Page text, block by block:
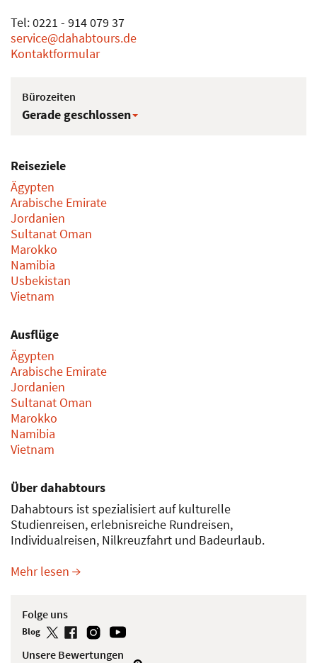
Tel: 0221 - 914 079 37
service@dahabtours.de
Kontaktformular
Bürozeiten
Gerade geschlossen
Reiseziele
Ägypten
Arabische Emirate
Jordanien
Sultanat Oman
Marokko
Namibia
Usbekistan
Vietnam
Ausflüge
Ägypten
Arabische Emirate
Jordanien
Sultanat Oman
Marokko
Namibia
Vietnam
Über dahabtours
Dahabtours ist spezialisiert auf kulturelle
Studienreisen, erlebnisreiche Rundreisen,
Individualreisen, Nilkreuzfahrt und Badeurlaub.
Mehr lesen
Folge uns
Blog
Unsere Bewertungen